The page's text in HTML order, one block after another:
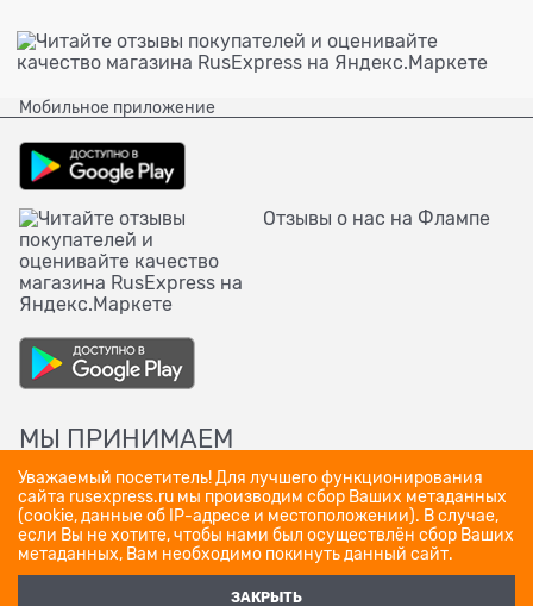
Мобильное приложение
Отзывы о нас на Флампе
МЫ ПРИНИМАЕМ
Уважаемый посетитель! Для лучшего функционирования
сайта rusexpress.ru мы производим сбор Ваших метаданных
(cookie, данные об IP-адресе и местоположении). В случае,
если Вы не хотите, чтобы нами был осуществлён сбор Ваших
метаданных, Вам необходимо покинуть данный сайт.
ЗАКРЫТЬ